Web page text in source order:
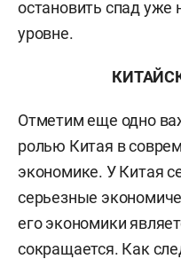
остановить спад уже
уровне.
Отметим еще одно
ролью Китая в
экономике. У Китая
серьезные
его экономики
сокращается. Как